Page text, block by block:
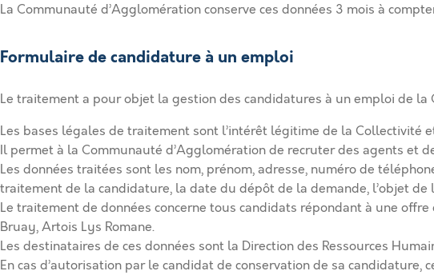
La Communauté d’Agglomération conserve ces données 3 mois à
Formulaire de candidature à un emploi
Le traitement a pour objet la gestion des candidatures à un emploi de
Les bases légales de traitement sont l’intérêt légitime de la Collectivité
Il permet à la Communauté d’Agglomération de recruter des agents et
Les données traitées sont les nom, prénom, adresse, numéro de
traitement de la candidature, la date du dépôt de la demande, l’objet
Le traitement de données concerne tous candidats répondant à une
Bruay, Artois Lys Romane.
Les destinataires de ces données sont la Direction des Ressources
En cas d’autorisation par le candidat de conservation de sa